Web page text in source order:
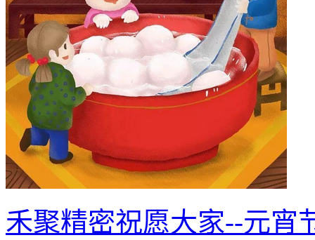
禾聚精密祝愿大家--元宵